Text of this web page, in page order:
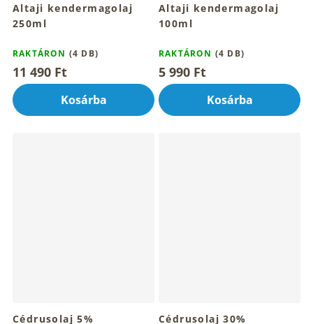
Altaji kendermagolaj
250ml
RAKTÁRON (4 DB)
11 490 Ft
Kosárba
Altaji kendermagolaj
100ml
RAKTÁRON (4 DB)
5 990 Ft
Kosárba
Cédrusolaj 5% Cédrusolaj 30%